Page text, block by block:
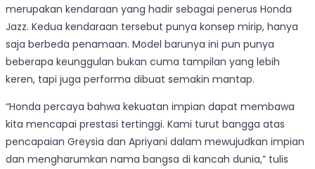
merupakan kendaraan yang hadir sebagai penerus Honda
Jazz. Kedua kendaraan tersebut punya konsep mirip, hanya
saja berbeda penamaan. Model barunya ini pun punya
beberapa keunggulan bukan cuma tampilan yang lebih
keren, tapi juga performa dibuat semakin mantap.
“Honda percaya bahwa kekuatan impian dapat membawa
kita mencapai prestasi tertinggi. Kami turut bangga atas
pencapaian Greysia dan Apriyani dalam mewujudkan impian
dan mengharumkan nama bangsa di kancah dunia,” tulis